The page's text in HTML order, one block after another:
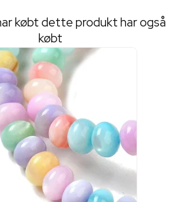
købt dette produkt har også
købt